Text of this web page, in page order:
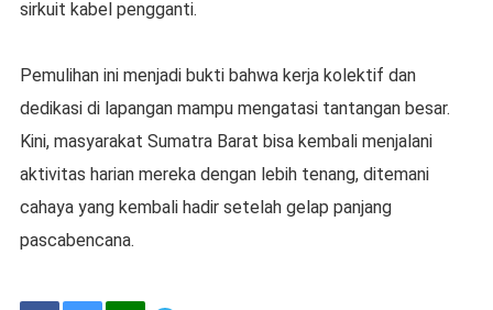
sirkuit kabel pengganti.
Pemulihan ini menjadi bukti bahwa kerja kolektif dan
dedikasi di lapangan mampu mengatasi tantangan besar.
Kini, masyarakat Sumatra Barat bisa kembali menjalani
aktivitas harian mereka dengan lebih tenang, ditemani
cahaya yang kembali hadir setelah gelap panjang
pascabencana.